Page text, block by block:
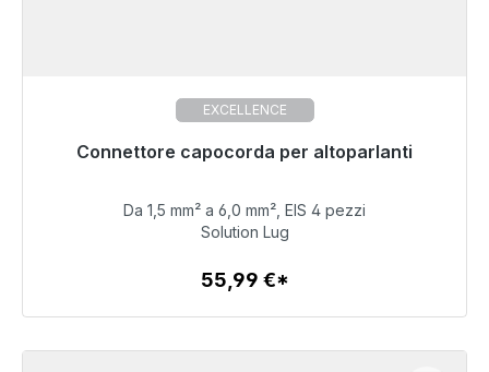
EXCELLENCE
Connettore capocorda per altoparlanti
Pronto per la spedizione immediata, tempo di
55,99 €
Dettagli
Da 1,5 mm² a 6,0 mm², EIS 4 pezzi
Solution Lug
55,99 €*